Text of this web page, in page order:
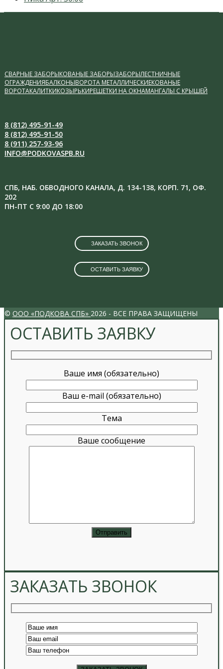
post:
СВАРНЫЕ ЗАБОРЫКОВАНЫЕ ЗАБОРЫЗАБОРЫЛЕСТНИЧНЫЕ
ОГРАЖДЕНИЯБАЛКОНЫВОРОТА МЕТАЛЛИЧЕСКИЕКОВАНЫЕ
ВОРОТАКАЛИТКИКОЗЫРЬКИРЕШЕТКИ НА ОКНАМАНГАЛЫ С КРЫШЕЙ
8 (812) 495-91-49
8 (812) 495-91-50
8 (911) 257-93-96
INFO@PODKOVASPB.RU
СПБ, НАБ. ОБВОДНОГО КАНАЛА, Д. 134-138, КОРП. 71, ОФ.
202
ПН-ПТ С 9:00 ДО 18:00
ЗАКАЗАТЬ ЗВОНОК
ОСТАВИТЬ ЗАЯВКУ
© ООО «ПОДКОВА СПБ» 2026 - ВСЕ ПРАВА ЗАЩИЩЕНЫ
ОСТАВИТЬ ЗАЯВКУ
Ваше имя (обязательно)
Ваш e-mail (обязательно)
Тема
Ваше сообщение
ЗАКАЗАТЬ ЗВОНОК